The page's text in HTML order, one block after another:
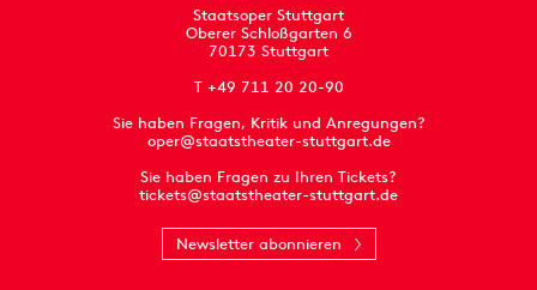
Staatsoper Stuttgart
Oberer Schloßgarten 6
70173 Stuttgart
T +49 711 20 20-90
Sie haben Fragen, Kritik und Anregungen?
oper@staatstheater-stuttgart.de
Sie haben Fragen zu Ihren Tickets?
tickets@staatstheater-stuttgart.de
Newsletter abonnieren